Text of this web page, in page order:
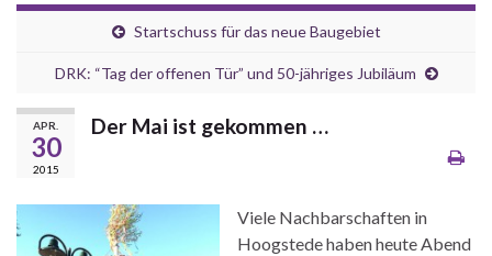
Startschuss für das neue Baugebiet
DRK: “Tag der offenen Tür” und 50-jähriges Jubiläum
APR.
30
2015
Der Mai ist gekommen …
Viele Nachbarschaften in
Hoogstede haben heute Abend